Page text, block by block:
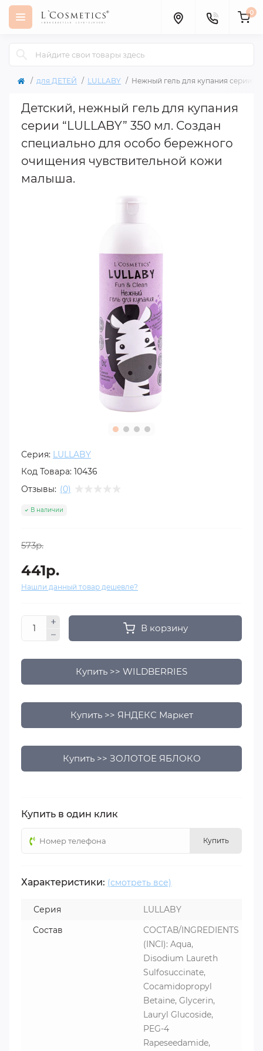
0
для ДЕТЕЙ LULLABY Нежный гель для купания серии
Детский, нежный гель для купания
серии “LULLABY” 350 мл. Создан
специально для особо бережного
очищения чувствительной кожи
малыша.
Серия: LULLABY
Код Товара: 10436
Отзывы: (0)
В наличии
573р.
441р.
Нашли данный товар дешевле?
В корзину
Купить >> WILDBERRIES
Купить >> ЯНДЕКС Маркет
Купить >> ЗОЛОТОЕ ЯБЛОКО
Купить в один клик
Купить
Характеристики: (смотреть все)
Серия
LULLABY
Состав
СОСТАВ/INGREDIENTS
(INCI): Aqua,
Disodium Laureth
Sulfosuccinate,
Cocamidopropyl
Betaine, Glycerin,
Lauryl Glucoside,
PEG-4
Rapeseedamide,